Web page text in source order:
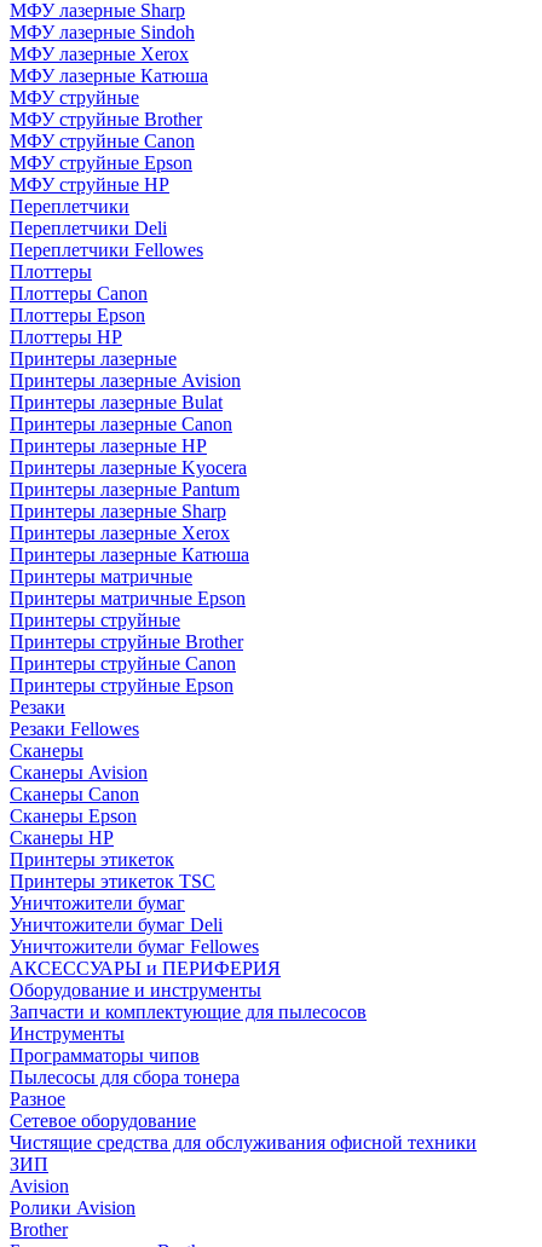
МФУ лазерные Sharp
МФУ лазерные Sindoh
МФУ лазерные Xerox
МФУ лазерные Катюша
МФУ струйные
МФУ струйные Brother
МФУ струйные Canon
МФУ струйные Epson
МФУ струйные HP
Переплетчики
Переплетчики Deli
Переплетчики Fellowes
Плоттеры
Плоттеры Canon
Плоттеры Epson
Плоттеры HP
Принтеры лазерные
Принтеры лазерные Avision
Принтеры лазерные Bulat
Принтеры лазерные Canon
Принтеры лазерные HP
Принтеры лазерные Kyocera
Принтеры лазерные Pantum
Принтеры лазерные Sharp
Принтеры лазерные Xerox
Принтеры лазерные Катюша
Принтеры матричные
Принтеры матричные Epson
Принтеры струйные
Принтеры струйные Brother
Принтеры струйные Canon
Принтеры струйные Epson
Резаки
Резаки Fellowes
Сканеры
Сканеры Avision
Сканеры Canon
Сканеры Epson
Сканеры HP
Принтеры этикеток
Принтеры этикеток TSC
Уничтожители бумаг
Уничтожители бумаг Deli
Уничтожители бумаг Fellowes
АКСЕССУАРЫ и ПЕРИФЕРИЯ
Оборудование и инструменты
Запчасти и комплектующие для пылесосов
Инструменты
Программаторы чипов
Пылесосы для сбора тонера
Разное
Сетевое оборудование
Чистящие средства для обслуживания офисной техники
ЗИП
Avision
Ролики Avision
Brother